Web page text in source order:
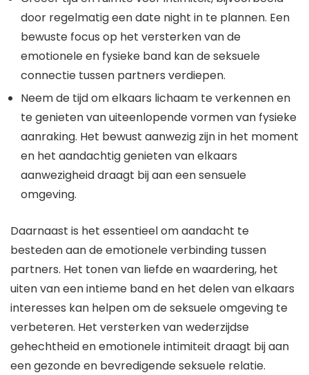
door regelmatig een date night in te plannen. Een
bewuste focus op het versterken van de
emotionele en fysieke band kan de seksuele
connectie tussen partners verdiepen.
Neem de tijd om elkaars lichaam te verkennen en
te genieten van uiteenlopende vormen van fysieke
aanraking. Het bewust aanwezig zijn in het moment
en het aandachtig genieten van elkaars
aanwezigheid draagt bij aan een sensuele
omgeving.
Daarnaast is het essentieel om aandacht te
besteden aan de emotionele verbinding tussen
partners. Het tonen van liefde en waardering, het
uiten van een intieme band en het delen van elkaars
interesses kan helpen om de seksuele omgeving te
verbeteren. Het versterken van wederzijdse
gehechtheid en emotionele intimiteit draagt bij aan
een gezonde en bevredigende seksuele relatie.